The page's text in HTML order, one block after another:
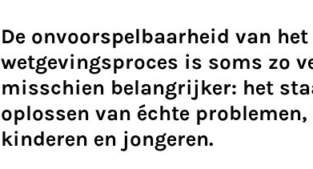
De onvoorspelbaarheid van het
wetgevingsproces is soms zo
misschien belangrijker: het
oplossen van échte
kinderen en jongeren.